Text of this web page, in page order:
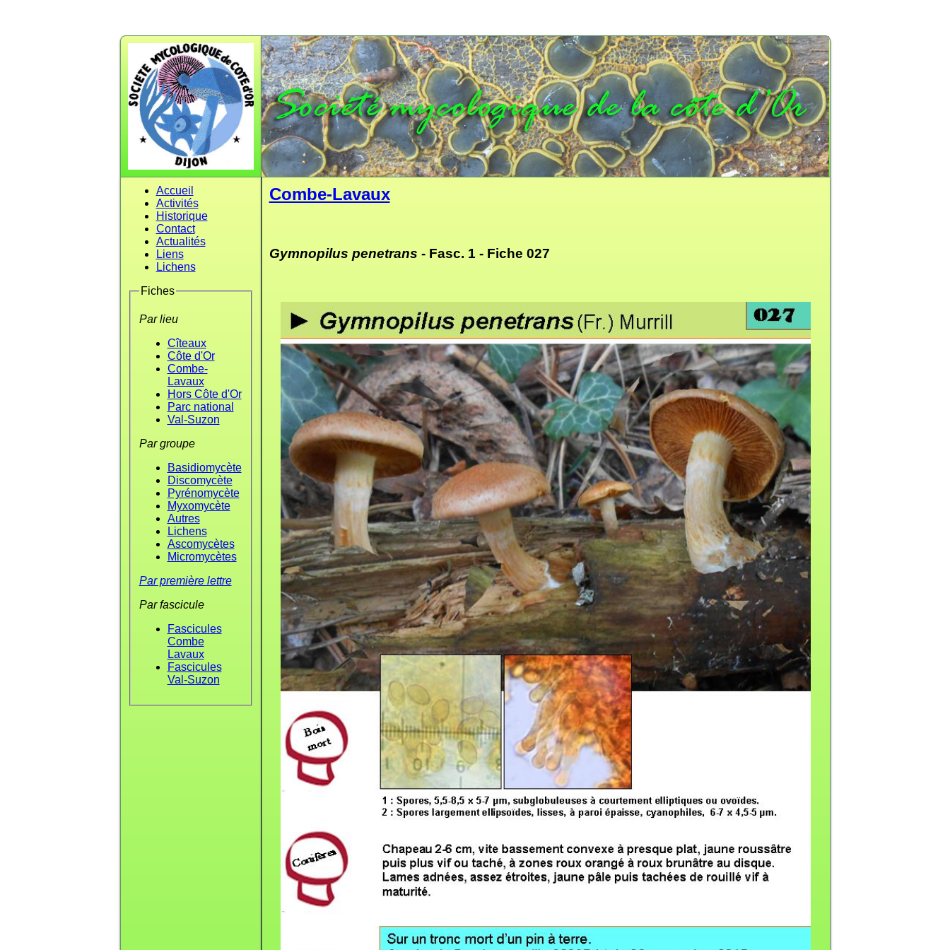
Accueil
Activités
Historique
Contact
Actualités
Liens
Lichens
Fiches
Par lieu
Cîteaux
Côte d'Or
Combe-
Lavaux
Hors Côte d'Or
Parc national
Val-Suzon
Par groupe
Basidiomycète
Discomycète
Pyrénomycète
Myxomycète
Autres
Lichens
Ascomycètes
Micromycètes
Par première lettre
Par fascicule
Fascicules
Combe
Lavaux
Fascicules
Val-Suzon
Combe-Lavaux
Gymnopilus penetrans - Fasc. 1 - Fiche 027